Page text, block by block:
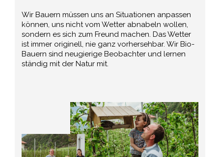
Wir Bauern müssen uns an Situationen anpassen
können, uns nicht vom Wetter abnabeln wollen,
sondern es sich zum Freund machen. Das Wetter
ist immer originell, nie ganz vorhersehbar. Wir Bio-
Bauern sind neugierige Beobachter und lernen
ständig mit der Natur mit.